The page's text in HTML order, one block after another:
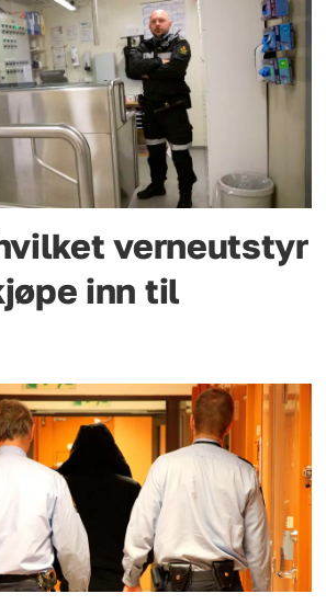
verneutstyr
inn til